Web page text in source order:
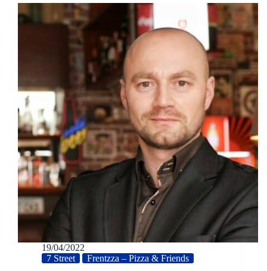
19/04/2022
7 Street
Frentzza – Pizza & Friends